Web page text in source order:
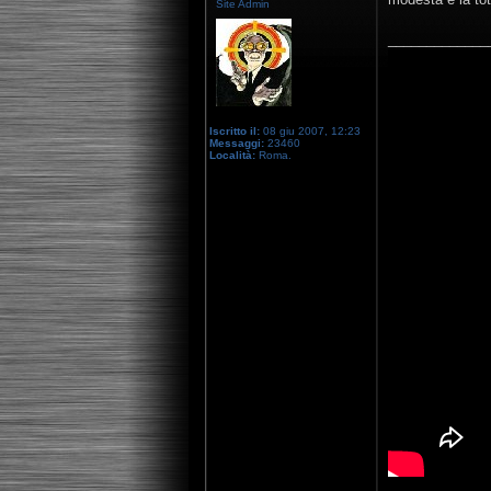
Site Admin
Iscritto il: 08 giu 2007, 12:23
Messaggi: 23460
Località: Roma.